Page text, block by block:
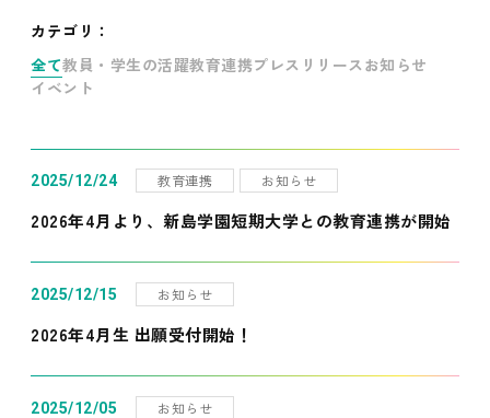
カテゴリ：
全て教員・学生の活躍教育連携プレスリリース お知らせ
イベント
2025/12/24 教育連携 お知らせ
2026年4月より、新島学園短期大学との教育連携が開始
2025/12/15 お知らせ
2026年4月生 出願受付開始！
2025/12/05 お知らせ